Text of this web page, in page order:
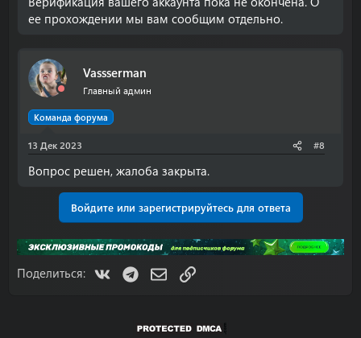
ее прохождении мы вам сообщим отдельно.
Vassserman
Главный админ
Команда форума
13 Дек 2023 #8
Вопрос решен, жалоба закрыта.
Войдите или зарегистрируйтесь для ответа
Поделиться: VK TelegramЭлектронная почта
Ссылка